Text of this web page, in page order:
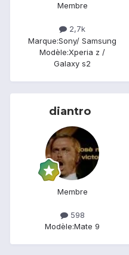
Membre
2,7k
Marque:Sony/ Samsung
Modèle:Xperia z /
Galaxy s2
diantro
Membre
598
Modèle:Mate 9